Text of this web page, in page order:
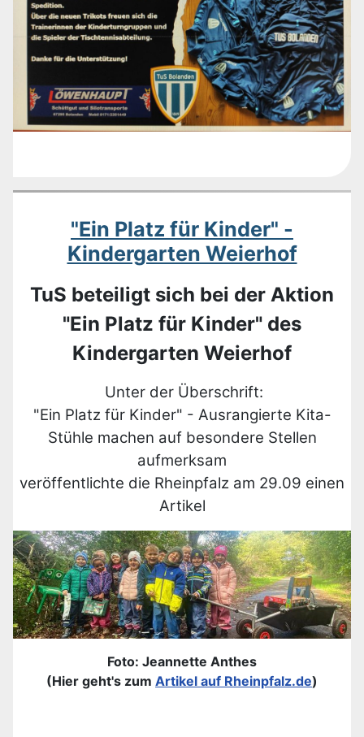
"Ein Platz für Kinder" -
Kindergarten Weierhof
TuS beteiligt sich bei der Aktion
"Ein Platz für Kinder" des
Kindergarten Weierhof
Unter der Überschrift:
"Ein Platz für Kinder" - Ausrangierte Kita-
Stühle machen auf besondere Stellen
aufmerksam
veröffentlichte die Rheinpfalz am 29.09 einen
Artikel
Foto: Jeannette Anthes
(Hier geht's zum Artikel auf Rheinpfalz.de)